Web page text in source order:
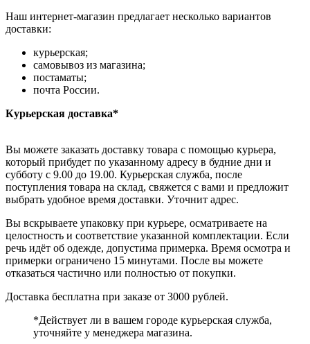
Наш интернет-магазин предлагает несколько вариантов
доставки:
курьерская;
самовывоз из магазина;
постаматы;
почта России.
Курьерская доставка*
Вы можете заказать доставку товара с помощью курьера,
который прибудет по указанному адресу в будние дни и
субботу с 9.00 до 19.00. Курьерская служба, после
поступления товара на склад, свяжется с вами и предложит
выбрать удобное время доставки. Уточнит адрес.
Вы вскрываете упаковку при курьере, осматриваете на
целостность и соответствие указанной комплектации. Если
речь идёт об одежде, допустима примерка. Время осмотра и
примерки ограничено 15 минутами. После вы можете
отказаться частично или полностью от покупки.
Доставка бесплатна при заказе от 3000 рублей.
*Действует ли в вашем городе курьерская служба,
уточняйте у менеджера магазина.